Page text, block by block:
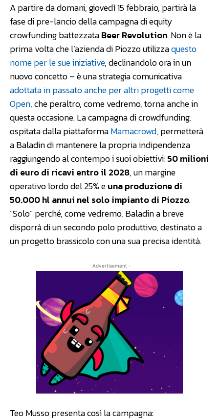
A partire da domani, giovedì 15 febbraio, partirà la
fase di pre-lancio della campagna di equity
crowfunding battezzataBeer Revolution. Non è la
prima volta che l’azienda di Piozzo utilizzaquesto
nomeper le sue iniziative, declinandolo ora in un
nuovo concetto – è una strategia comunicativa
adottata in passato anche per altri progetti come
Open, che peraltro, come vedremo, torna anche in
questa occasione. La campagna di crowdfunding,
ospitata dalla piattaformaMamacrowd, permetterà
a Baladin di mantenere la propria indipendenza
raggiungendo al contempo i suoi obiettivi:50 milioni
di euro di ricavi entro il 2028, un margine
operativo lordo del 25% euna produzione di
50.000 hl annui nel solo impianto di Piozzo.
“Solo” perché, come vedremo, Baladin a breve
disporrà di un secondo polo produttivo, destinato a
un progetto brassicolo con una sua precisa identità.
- Advertisement -
Teo Musso presenta così la campagna: